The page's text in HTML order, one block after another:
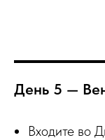
День 5 —
Входите во